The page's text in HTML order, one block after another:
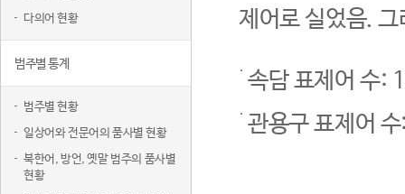
다의어 현황
범주별 통계
범주별 현황
일상어와 전문어의 품사별 현황
북한어, 방언, 옛말 범주의 품사별
현황
제어로 실었음.
속담 표제어 수:
관용구 표제어